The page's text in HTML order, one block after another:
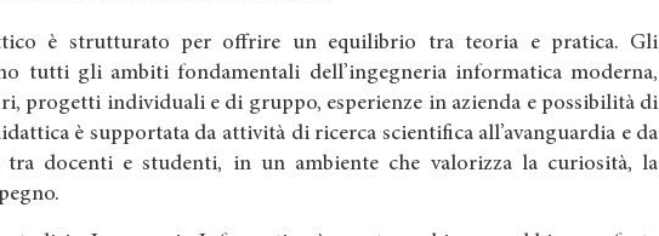
è strutturato per offrire un equilibrio tra teoria e pratica. Gli
tutti gli ambiti fondamentali dell’ingegneria informatica moderna,
progetti individuali e di gruppo, esperienze in azienda e possibilità di
è supportata da attività di ricerca scientifica all’avanguardia e da
docenti e studenti, in un ambiente che valorizza la curiosità, la